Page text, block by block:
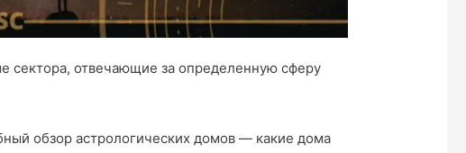
сектора, отвечающие за определенную сферу
обзор астрологических домов — какие дома